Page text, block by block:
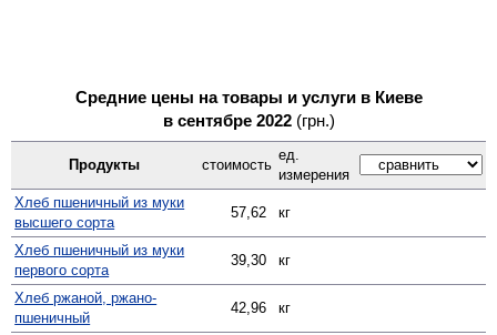
Средние цены на товары и услуги в Киеве
в сентябре 2022 (грн.)
Продукты стоимость
ед.
измерения
Хлеб пшеничный из муки
высшего сорта
57,62 кг
Хлеб пшеничный из муки
первого сорта
39,30 кг
Хлеб ржаной, ржано-
пшеничный
42,96 кг